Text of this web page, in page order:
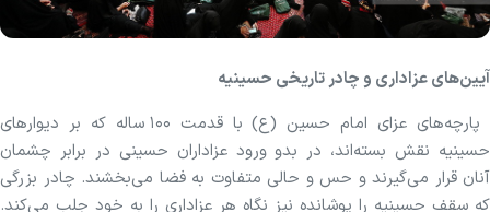
آیین‌های عزاداری و چادر تاریخی حسینیه
پارچه‌های عزای امام حسین (ع) با قدمت ۱۰۰ ساله که بر دیوار‌های
حسینیه نقش بسته‌اند، در بدو ورود عزاداران حسینی در برابر چشمان
آنان قرار می‌گیرند و حس و حالی متفاوت به فضا می‌بخشند. چادر بزرگی
که سقف حسینیه را پوشانده نیز نگاه هر عزاداری را به خود جلب می‌کند.